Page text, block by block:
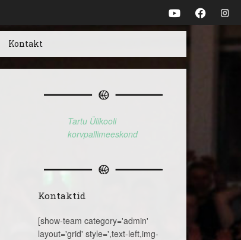
Kontakt
Tartu Ülikooli
korvpallimeeskond
Kontaktid
[show-team category='admin'
layout='grid' style=',text-left,img-